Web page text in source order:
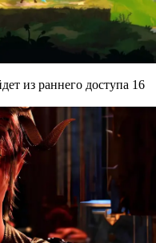
из раннего доступа 16